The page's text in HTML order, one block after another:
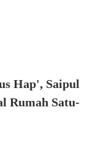
Hap', Saipul
Rumah Satu-